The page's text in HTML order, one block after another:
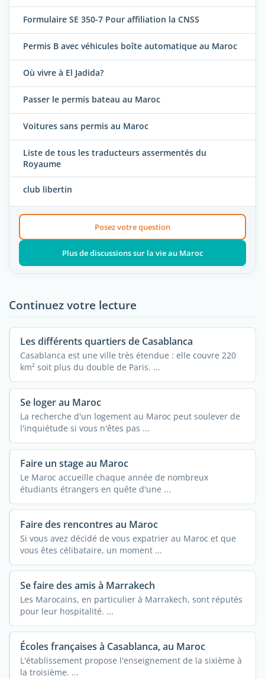
Formulaire SE 350-7 Pour affiliation la CNSS
Permis B avec véhicules boîte automatique au Maroc
Où vivre à El Jadida?
Passer le permis bateau au Maroc
Voitures sans permis au Maroc
Liste de tous les traducteurs assermentés du
Royaume
club libertin
Posez votre question
Plus de discussions sur la vie au Maroc
Continuez votre lecture
Les différents quartiers de Casablanca
Casablanca est une ville très étendue : elle couvre 220
km² soit plus du double de Paris. ...
Se loger au Maroc
La recherche d'un logement au Maroc peut soulever de
l'inquiétude si vous n'êtes pas ...
Faire un stage au Maroc
Le Maroc accueille chaque année de nombreux
étudiants étrangers en quête d'une ...
Faire des rencontres au Maroc
Si vous avez décidé de vous expatrier au Maroc et que
vous êtes célibataire, un moment ...
Se faire des amis à Marrakech
Les Marocains, en particulier à Marrakech, sont réputés
pour leur hospitalité. ...
Écoles françaises à Casablanca, au Maroc
L'établissement propose l'enseignement de la sixième à
la troisième. ...